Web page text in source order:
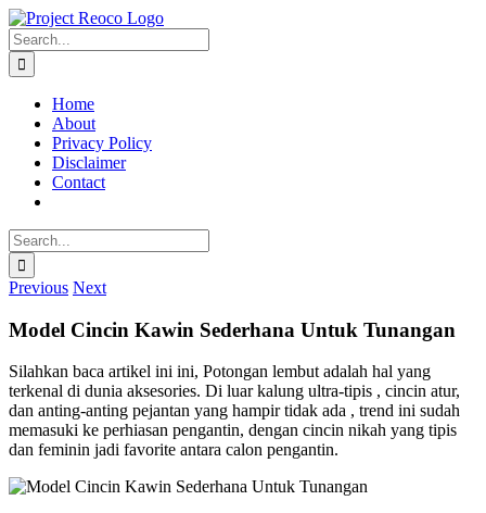
Skip
to
content
Search
for:
Home
About
Privacy Policy
Disclaimer
Contact
Search
for:
Previous Next
Model Cincin Kawin Sederhana Untuk Tunangan
Silahkan baca artikel ini ini, Potongan lembut adalah hal yang
terkenal di dunia aksesories. Di luar kalung ultra-tipis , cincin atur,
dan anting-anting pejantan yang hampir tidak ada , trend ini sudah
memasuki ke perhiasan pengantin, dengan cincin nikah yang tipis
dan feminin jadi favorite antara calon pengantin.